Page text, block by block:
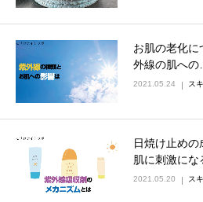
お肌の老化に
外線の肌への…
2021.05.24 ス
日焼け止め
肌に刺激にな
2021.05.20 ス